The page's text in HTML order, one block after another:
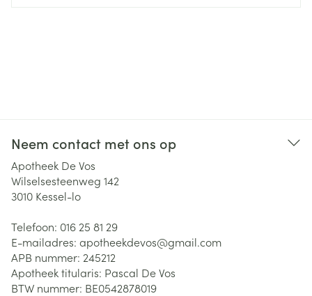
Neem contact met ons op
Apotheek De Vos
Wilselsesteenweg 142
3010 Kessel-lo
Telefoon: 016 25 81 29
E-mailadres: apotheekdevos@gmail.com
APB nummer: 245212
Apotheek titularis: Pascal De Vos
BTW nummer: BE0542878019